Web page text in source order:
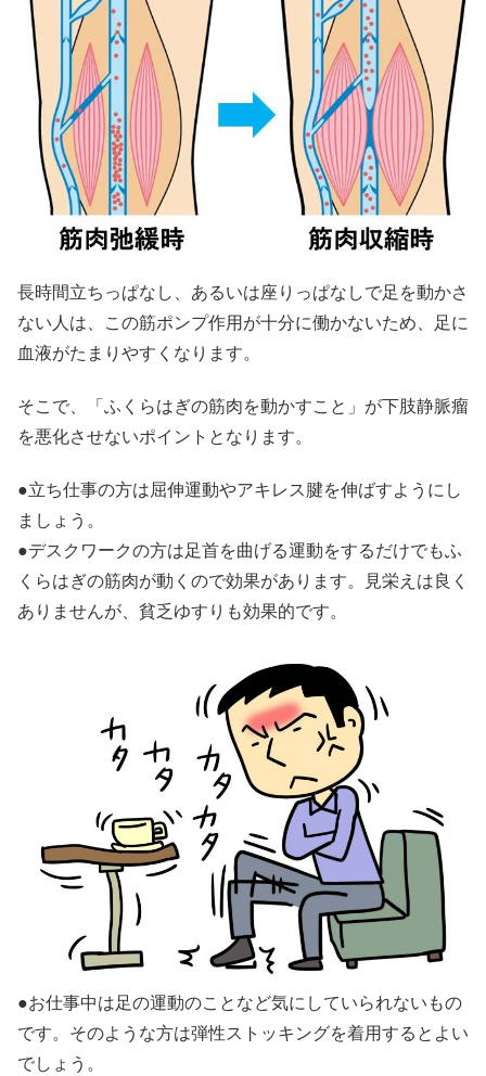
長時間立ちっぱなし、あるいは座りっぱなしで足を動かさ
ない人は、この筋ポンプ作用が十分に働かないため、足に
血液がたまりやすくなります。
そこで、「ふくらはぎの筋肉を動かすこと」が下肢静脈瘤
を悪化させないポイントとなります。
●立ち仕事の方は屈伸運動やアキレス腱を伸ばすようにし
ましょう。
●デスクワークの方は足首を曲げる運動をするだけでもふ
くらはぎの筋肉が動くので効果があります。見栄えは良く
ありませんが、 貧乏ゆすり も効果的です。
●お仕事中は足の運動のことなど気にしていられないもの
です。そのような方は弾性ストッキングを着用するとよい
でしょう。